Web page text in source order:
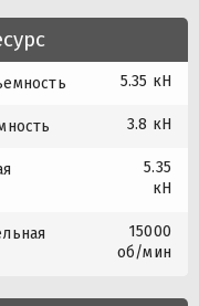
5.35 кН
3.8 кН
5.35
кН
15000
об/мин